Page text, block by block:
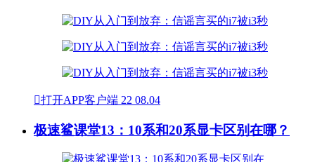
打开APP客户端 22 08.04
极速鲨课堂13：10系和20系显卡区别在哪？